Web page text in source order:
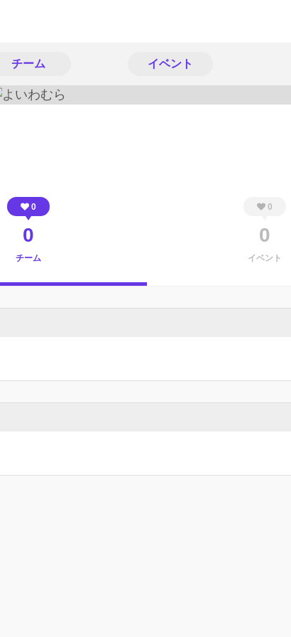
チーム イベント
0
0
チーム
0
0
イベント